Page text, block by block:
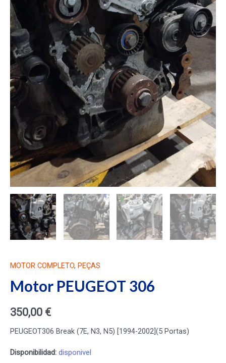
MOTOR COMPLETO, PEÇAS
Motor PEUGEOT 306
350,00 €
PEUGEOT306 Break (7E, N3, N5) [1994-2002](5 Portas)
Disponibilidad: disponivel